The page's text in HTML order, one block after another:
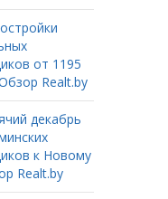
от 1195
Realt.by
декабрь
к Новому
Realt.by